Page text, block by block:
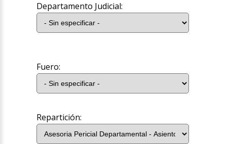
Departamento Judicial:
Fuero:
Repartición: